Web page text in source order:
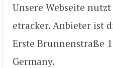
Unsere Webseite
etracker. Anbieter ist
Erste Brunnenstraße
Germany.